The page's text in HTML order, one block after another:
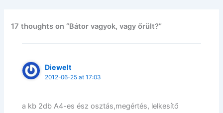
17 thoughts on “Bátor vagyok, vagy őrült?”
Diewelt
2012-06-25 at 17:03
a kb 2db A4-es ész osztás,megértés, lelkesítő